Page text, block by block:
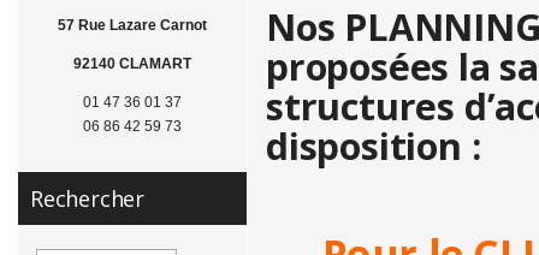
Nos
proposées la
structures
disposition :
57 Rue Lazare Carnot
92140 CLAMART
01 47 36 01 37
06 86 42 59 73
Rechercher